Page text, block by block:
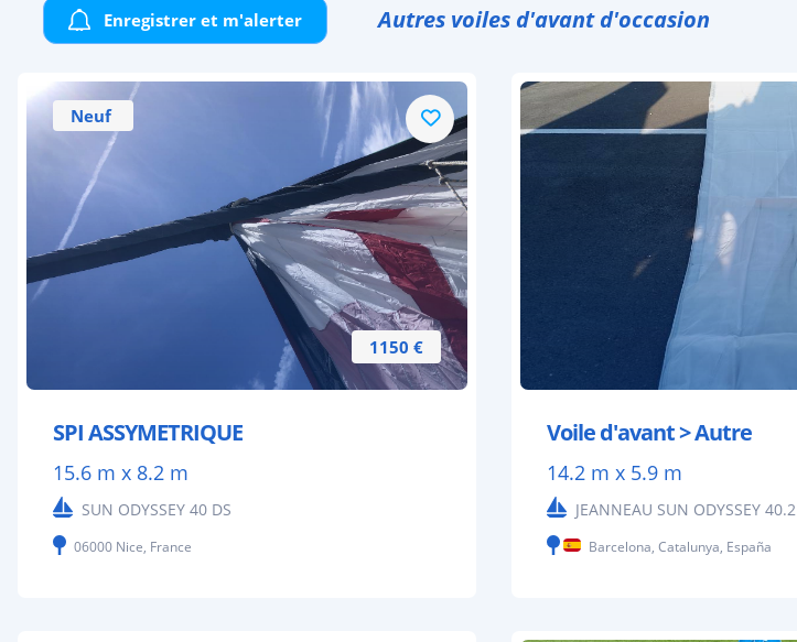
Autres voiles d'avant d'occasion
Enregistrer et m'alerter
1150 €
Neuf
SPI ASSYMETRIQUE
15.6 m x 8.2 m
SUN ODYSSEY 40 DS
06000 Nice, France
Voile d'avant > Autre
14.2 m x 5.9 m
JEANNEAU SUN ODYSSEY 40.2
Barcelona, Catalunya, España